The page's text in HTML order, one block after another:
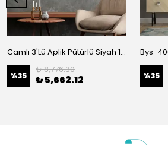
Camlı 3'Lü Aplik Pütürlü Siyah 13124
%35
₺ 8,776.30
₺ 5,662.12 %35